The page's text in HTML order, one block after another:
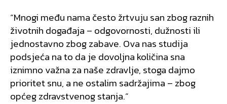
“Mnogi među nama često žrtvuju san zbog raznih
životnih događaja – odgovornosti, dužnosti ili
jednostavno zbog zabave. Ova nas studija
podsjeća na to da je dovoljna količina sna
iznimno važna za naše zdravlje, stoga dajmo
prioritet snu, a ne ostalim sadržajima – zbog
općeg zdravstvenog stanja.”